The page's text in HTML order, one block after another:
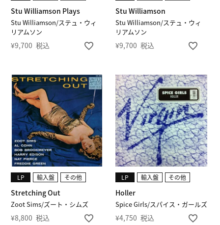
Stu Williamson/ステュ・ウィ
リアムソン
Stu Williamson Plays
¥9,700 税込
Stu Williamson/ステュ・ウィ
リアムソン
Stu Williamson
¥9,700 税込
Zoot Sims/ズート・シムズ
Stretching Out
LP 輸入盤 その他
¥8,800 税込
Spice Girls/スパイス・ガールズ
Holler
LP 輸入盤 その他
¥4,750 税込